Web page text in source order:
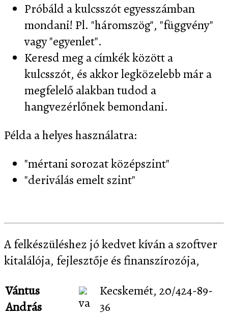
Próbáld a kulcsszót egyesszámban
mondani! Pl. "háromszög", "függvény"
vagy "egyenlet".
Keresd meg a címkék között a
kulcsszót, és akkor legközelebb már a
megfelelő alakban tudod a
hangvezérlőnek bemondani.
Példa a helyes használatra:
"mértani sorozat középszint"
"deriválás emelt szint"
A felkészüléshez jó kedvet kíván a szoftver
kitalálója, fejlesztője és finanszírozója,
Vántus
András
Kecskemét, 20/424-89-
36